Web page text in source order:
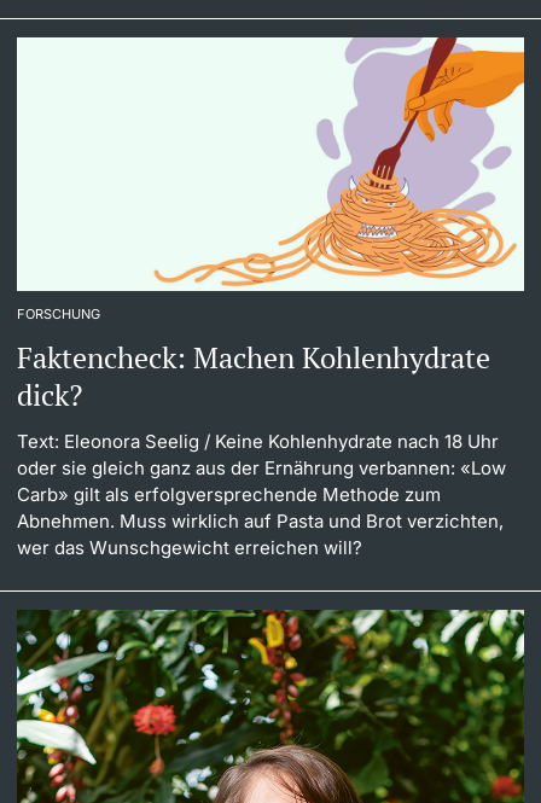
FORSCHUNG
Faktencheck: Machen Kohlenhydrate
dick?
Text: Eleonora Seelig / Keine Kohlenhydrate nach 18 Uhr
oder sie gleich ganz aus der Ernährung verbannen: «Low
Carb» gilt als erfolgversprechende Methode zum
Abnehmen. Muss wirklich auf Pasta und Brot verzichten,
wer das Wunschgewicht erreichen will?